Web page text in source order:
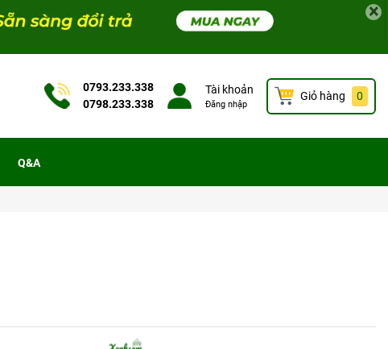
×
0793.233.338
0798.233.338
Tài khoản
Đăng nhập
Giỏ hàng 0
Q&A